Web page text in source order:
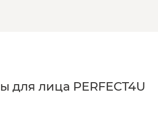
лица PERFECT4U